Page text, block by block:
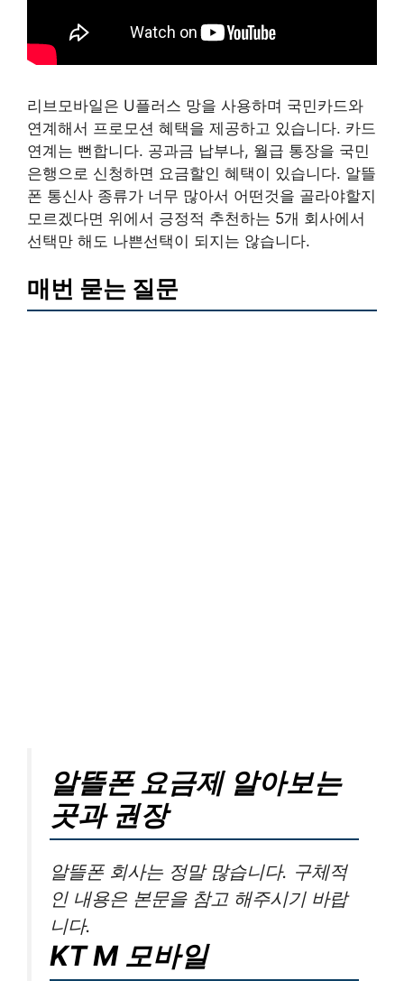
리브모바일은 U플러스 망을 사용하며 국민카드와
연계해서 프로모션 혜택을 제공하고 있습니다. 카드
연계는 뻔합니다. 공과금 납부나, 월급 통장을 국민
은행으로 신청하면 요금할인 혜택이 있습니다. 알뜰
폰 통신사 종류가 너무 많아서 어떤것을 골라야할지
모르겠다면 위에서 긍정적 추천하는 5개 회사에서
선택만 해도 나쁜선택이 되지는 않습니다.
매번 묻는 질문
알뜰폰 요금제 알아보는
곳과 권장
알뜰폰 회사는 정말 많습니다. 구체적
인 내용은 본문을 참고 해주시기 바랍
니다.
KT M 모바일